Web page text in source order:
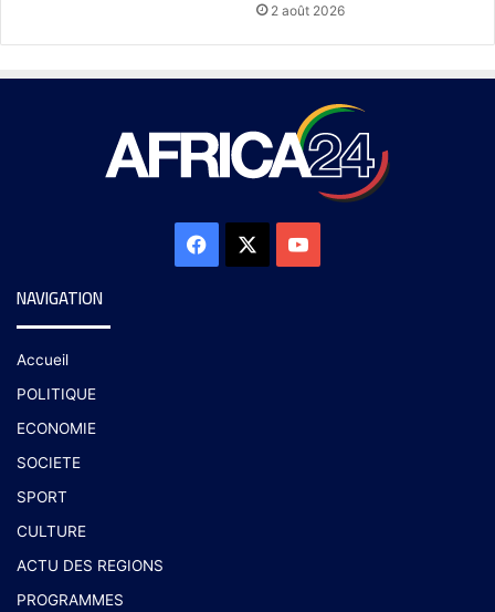
2 août 2026
NAVIGATION
Accueil
POLITIQUE
ECONOMIE
SOCIETE
SPORT
CULTURE
ACTU DES REGIONS
PROGRAMMES